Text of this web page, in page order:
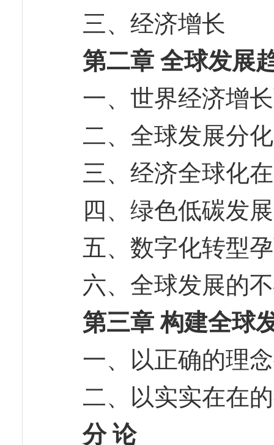
三、经济增长
第二章 全球发展
一、世界经济增
二、全球发展分
三、经济全球化
四、绿色低碳发
五、数字化转型
六、全球发展的
第三章 构建全球
一、以正确的理
二、以实实在在
分 论